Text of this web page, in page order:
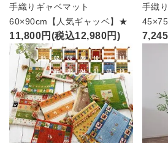
手織りギャベマット
60×90cm【人気ギャッベ】★
11,800円(税込12,980円)
手織